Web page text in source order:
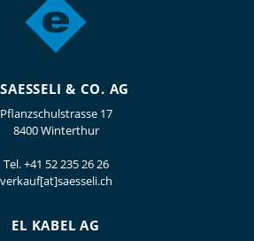
& CO. AG
Pflanzschulstrasse 17
8400 Winterthur
Tel.+41 52 235 26 26
verkauf[at]saesseli.ch
EL KABEL AG